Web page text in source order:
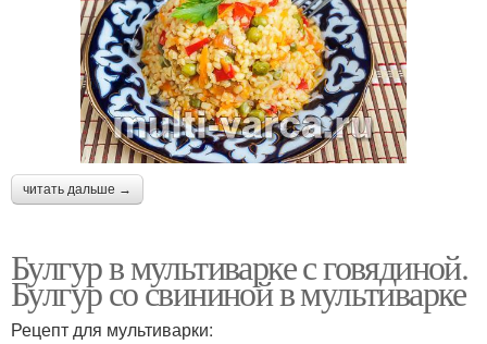
читать дальше →
Булгур в мультиварке с говядиной.
Булгур со свининой в мультиварке
Рецепт для мультиварки: